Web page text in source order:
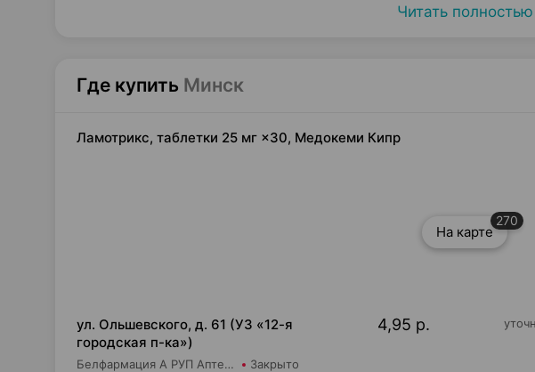
Читать полностью
Где купить Минск
Ламотрикс, таблетки 25 мг ×30, Медокеми Кипр
На карте
270
ул. Ольшевского, д. 61 (УЗ «12-я
городская п-ка»)
Белфармация А РУП Аптека №79 Закрыто
4,95 р.